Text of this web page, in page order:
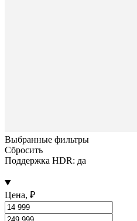
Выбранные фильтры
Сбросить
Поддержка HDR: да
Цена, ₽